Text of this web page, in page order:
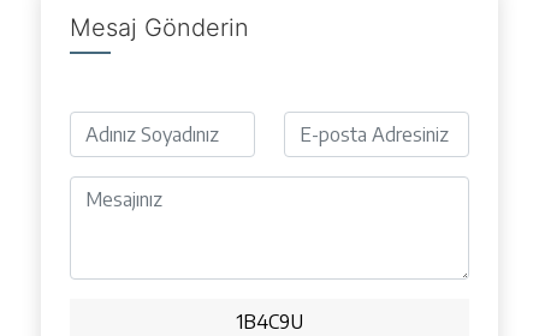
Mesaj Gönderin
1B4C9U